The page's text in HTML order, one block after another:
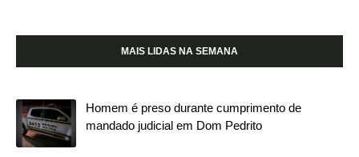
MAIS LIDAS NA SEMANA
Homem é preso durante cumprimento de
mandado judicial em Dom Pedrito